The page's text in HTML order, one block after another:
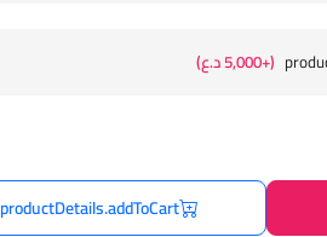
(+5,000 د.ع)
productDetails.addToCart